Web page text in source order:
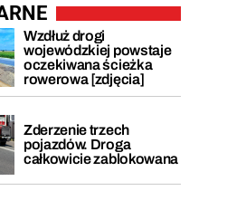
Wzdłuż drogi
wojewódzkiej powstaje
oczekiwana ścieżka
rowerowa [zdjęcia]
Zderzenie trzech
pojazdów. Droga
całkowicie zablokowana